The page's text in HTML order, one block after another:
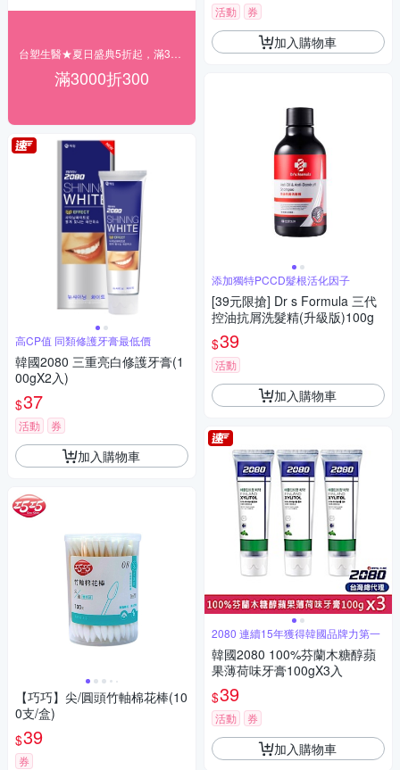
滿3000折300
高CP值 同類修護牙膏最低價
韓國2080 三重亮白修護牙膏(1
00gX2入)
$37
活動 券
加入購物車
【巧巧】尖/圓頭竹軸棉花棒(10
0支/盒)
$39
券
活動 券
加入購物車
添加獨特PCCD髮根活化因子
[39元限搶] Dr s Formula 三代
控油抗屑洗髮精(升級版)100g
$39
活動
加入購物車
2080 連續15年獲得韓國品牌力第一
韓國2080 100%芬蘭木糖醇蘋
果薄荷味牙膏100gX3入
$39
活動 券
加入購物車